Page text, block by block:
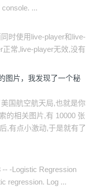
...
时使用live-player和live-
常,live-player无效,没有
图片，我发现了一个秘
国航空航天局,也就是你
的相关图片,有 10000 张
,有点小激动,于是就有了
-Logistic Regression
regression. Log ...